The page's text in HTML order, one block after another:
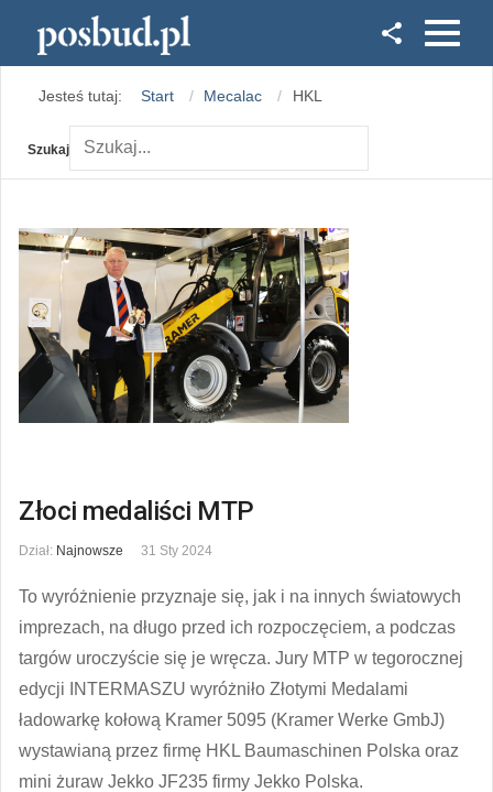
Instagram
Jesteś tutaj: Start Mecalac HKL
Szukaj
Złoci medaliści MTP
Dział: Najnowsze 31 Sty 2024
To wyróżnienie przyznaje się, jak i na innych światowych
imprezach, na długo przed ich rozpoczęciem, a podczas
targów uroczyście się je wręcza. Jury MTP w tegorocznej
edycji INTERMASZU wyróżniło Złotymi Medalami
ładowarkę kołową Kramer 5095 (Kramer Werke GmbJ)
wystawianą przez firmę HKL Baumaschinen Polska oraz
mini żuraw Jekko JF235 firmy Jekko Polska.